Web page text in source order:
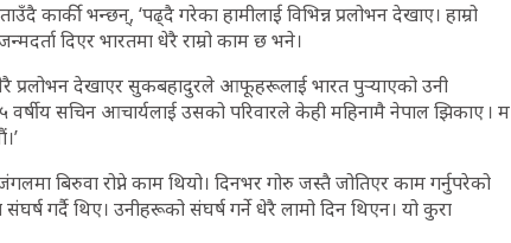
भन्छन्, ‘पढ्दै गरेका हामीलाई विभिन्न प्रलोभन देखाए। हाम्रो
दिएर भारतमा धेरै राम्रो काम छ भने।
प्रलोभन देखाएर सुकबहादुरले आफूहरूलाई भारत पुर्‍याएको उनी
सचिन आचार्यलाई उसको परिवारले केही महिनामै नेपाल झिकाए । म
बिरुवा रोप्ने काम थियो। दिनभर गोरु जस्तै जोतिएर काम गर्नुपरेको
गर्दै थिए। उनीहरूको संघर्ष गर्ने धेरै लामो दिन थिएन। यो कुरा